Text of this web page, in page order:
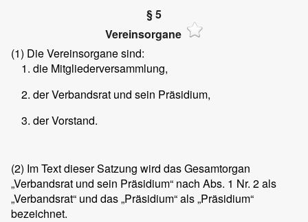
§ 5
Vereinsorgane
(1) Die Vereinsorgane sind:
die Mitgliederversammlung,
der Verbandsrat und sein Präsidium,
der Vorstand.
(2) Im Text dieser Satzung wird das Gesamtorgan
„Verbandsrat und sein Präsidium“ nach Abs. 1 Nr. 2 als
„Verbandsrat“ und das „Präsidium“ als „Präsidium“
bezeichnet.